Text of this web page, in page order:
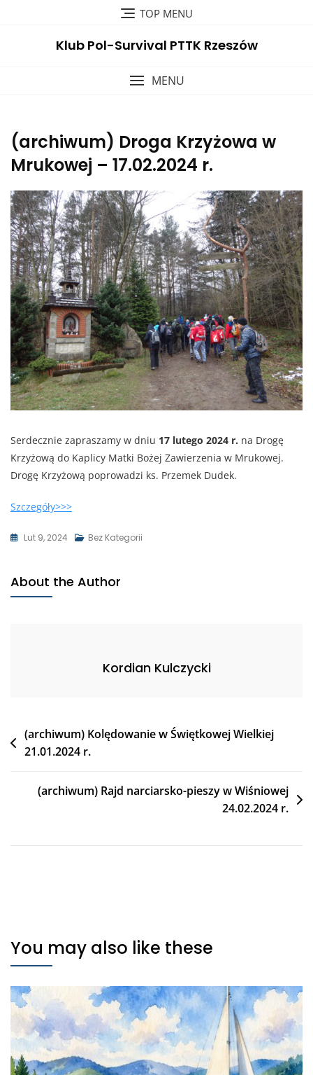
TOP MENU
Klub Pol-Survival PTTK Rzeszów
MENU
(archiwum) Droga Krzyżowa w
Mrukowej – 17.02.2024 r.
Serdecznie zapraszamy w dniu 17 lutego 2024 r. na Drogę
Krzyżową do Kaplicy Matki Bożej Zawierzenia w Mrukowej.
Drogę Krzyżową poprowadzi ks. Przemek Dudek.
Szczegóły>>>
Lut 9, 2024 Bez Kategorii
About the Author
Kordian Kulczycki
(archiwum) Kolędowanie w Świętkowej Wielkiej
21.01.2024 r.
(archiwum) Rajd narciarsko-pieszy w Wiśniowej
24.02.2024 r.
You may also like these